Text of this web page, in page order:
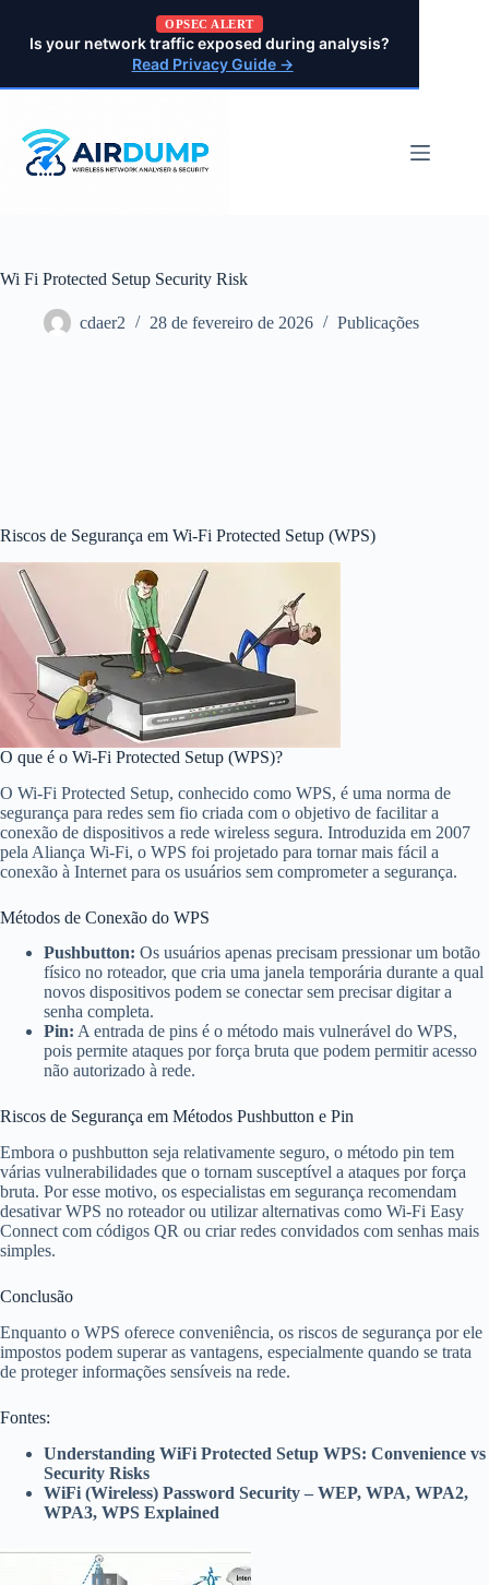
OPSEC ALERT
Is your network traffic exposed during analysis?
Read Privacy Guide →
Wi Fi Protected Setup Security Risk
cdaer2 28 de fevereiro de 2026 Publicações
Riscos de Segurança em Wi-Fi Protected Setup (WPS)
O que é o Wi-Fi Protected Setup (WPS)?
O Wi-Fi Protected Setup, conhecido como WPS, é uma norma de
segurança para redes sem fio criada com o objetivo de facilitar a
conexão de dispositivos a rede wireless segura. Introduzida em 2007
pela Aliança Wi-Fi, o WPS foi projetado para tornar mais fácil a
conexão à Internet para os usuários sem comprometer a segurança.
Métodos de Conexão do WPS
Pushbutton: Os usuários apenas precisam pressionar um botão
físico no roteador, que cria uma janela temporária durante a qual
novos dispositivos podem se conectar sem precisar digitar a
senha completa.
Pin: A entrada de pins é o método mais vulnerável do WPS,
pois permite ataques por força bruta que podem permitir acesso
não autorizado à rede.
Riscos de Segurança em Métodos Pushbutton e Pin
Embora o pushbutton seja relativamente seguro, o método pin tem
várias vulnerabilidades que o tornam susceptível a ataques por força
bruta. Por esse motivo, os especialistas em segurança recomendam
desativar WPS no roteador ou utilizar alternativas como Wi-Fi Easy
Connect com códigos QR ou criar redes convidados com senhas mais
simples.
Conclusão
Enquanto o WPS oferece conveniência, os riscos de segurança por ele
impostos podem superar as vantagens, especialmente quando se trata
de proteger informações sensíveis na rede.
Fontes:
Understanding WiFi Protected Setup WPS: Convenience vs
Security Risks
WiFi (Wireless) Password Security – WEP, WPA, WPA2,
WPA3, WPS Explained